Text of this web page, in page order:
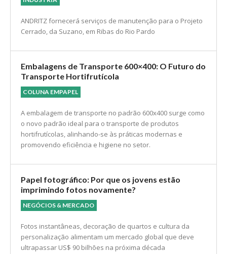
ANDRITZ fornecerá serviços de manutenção para o Projeto
Cerrado, da Suzano, em Ribas do Rio Pardo
Embalagens de Transporte 600×400: O Futuro do
Transporte Hortifrutícola
COLUNA EMPAPEL
A embalagem de transporte no padrão 600x400 surge como
o novo padrão ideal para o transporte de produtos
hortifrutícolas, alinhando-se às práticas modernas e
promovendo eficiência e higiene no setor.
Papel fotográfico: Por que os jovens estão
imprimindo fotos novamente?
NEGÓCIOS & MERCADO
Fotos instantâneas, decoração de quartos e cultura da
personalização alimentam um mercado global que deve
ultrapassar US$ 90 bilhões na próxima década